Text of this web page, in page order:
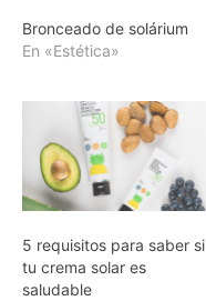
Bronceado de solárium
En «Estética»
5 requisitos para saber si
tu crema solar es
saludable